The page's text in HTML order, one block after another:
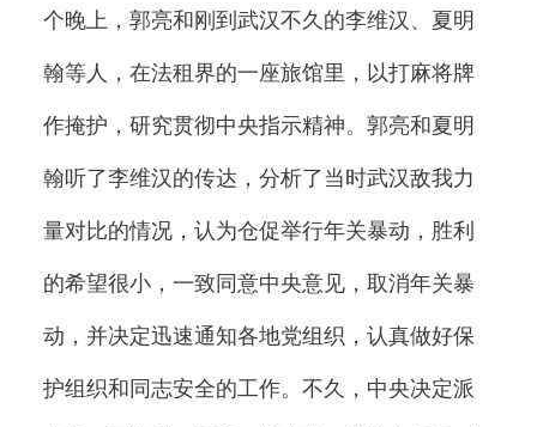
个晚上，郭亮和刚到武汉不久的李维汉、夏明
翰等人，在法租界的一座旅馆里，以打麻将牌
作掩护，研究贯彻中央指示精神。郭亮和夏明
翰听了李维汉的传达，分析了当时武汉敌我力
量对比的情况，认为仓促举行年关暴动，胜利
的希望很小，一致同意中央意见，取消年关暴
动，并决定迅速通知各地党组织，认真做好保
护组织和同志安全的工作。不久，中央决定派